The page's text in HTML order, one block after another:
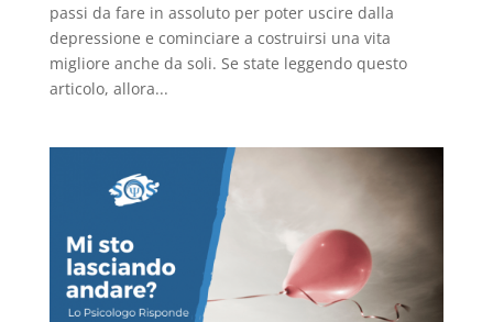
passi da fare in assoluto per poter uscire dalla
depressione e cominciare a costruirsi una vita
migliore anche da soli. Se state leggendo questo
articolo, allora...